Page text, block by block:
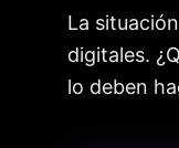
La
digitales.
lo deben